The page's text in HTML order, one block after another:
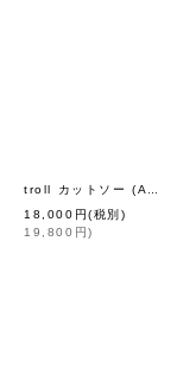
troll カットソー (AES8052:WH)
18,000 円(税別)
19,800 円)